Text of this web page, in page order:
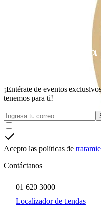
¡Entérate de eventos
tenemos para ti!
Acepto las políticas de
Contáctanos
01 620 3000
Localizador de tiendas